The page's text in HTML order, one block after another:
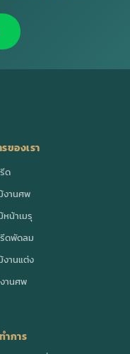
ของเรา
ด
งานศพ
หน้าเมรุ
ดพัดลม
งานแต่ง
านศพ
ำการ